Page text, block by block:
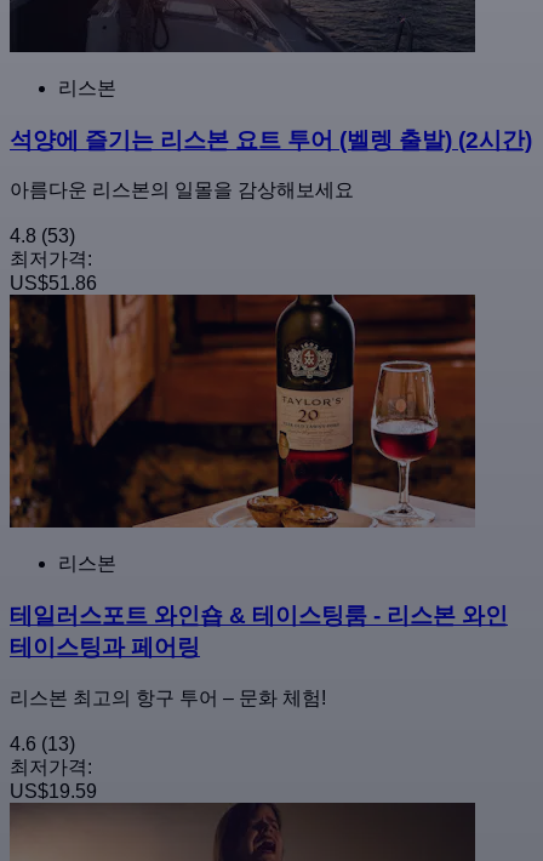
리스본
석양에 즐기는 리스본 요트 투어 (벨렝 출발) (2시간)
아름다운 리스본의 일몰을 감상해보세요
4.8 (53)
최저가격:
US$51.86
리스본
테일러스포트 와인숍 & 테이스팅룸 - 리스본 와인
테이스팅과 페어링
리스본 최고의 항구 투어 – 문화 체험!
4.6 (13)
최저가격:
US$19.59